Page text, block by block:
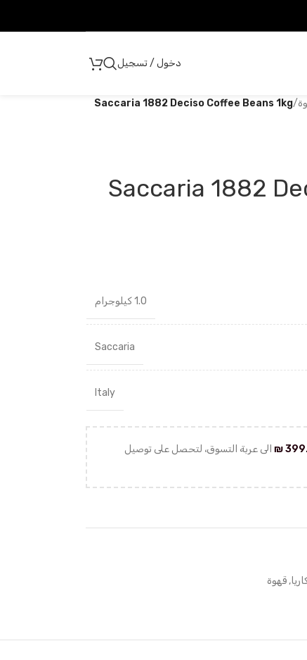
دخول / تسجيل
/
Saccaria 1882 Deciso Coffee Beans 1kg
Saccaria 1882
1.0 كيلوجرام
Saccaria
Italy
₪الى عربة التسوق، لتحصل على توصيل
, قهوة